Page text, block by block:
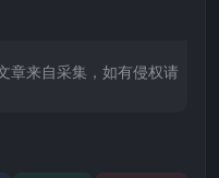
章来自采集，如有侵权请